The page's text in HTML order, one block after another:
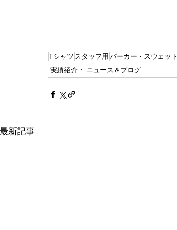
Tシャツ スタッフ用 パーカー・スウェット
実績紹介
ニュース＆ブログ
最新記事